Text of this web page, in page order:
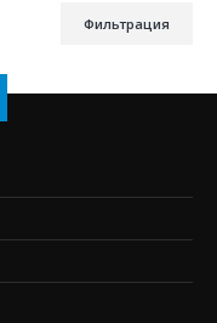
Фильтрация